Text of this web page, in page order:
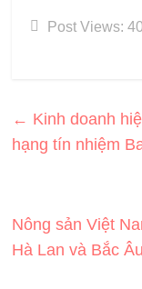
Post Views:
← Kinh doanh
hạng tín nhiệm
Nông sản Việt
Hà Lan và Bắc Âu